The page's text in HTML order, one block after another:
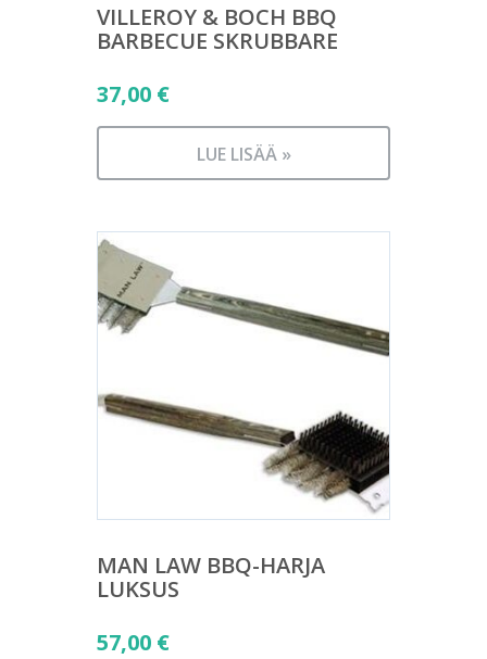
VILLEROY & BOCH BBQ
BARBECUE SKRUBBARE
37,00 €
LUE LISÄÄ »
MAN LAW BBQ-HARJA
LUKSUS
57,00 €